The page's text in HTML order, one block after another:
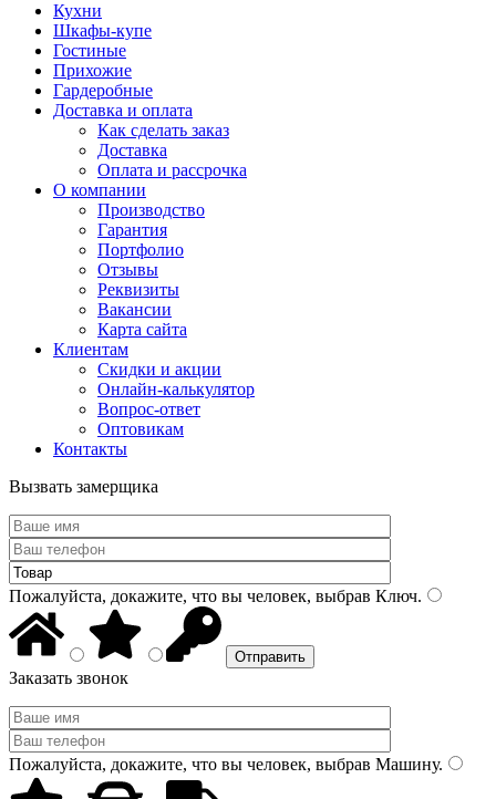
Кухни
Шкафы-купе
Гостиные
Прихожие
Гардеробные
Доставка и оплата
Как сделать заказ
Доставка
Оплата и рассрочка
О компании
Производство
Гарантия
Портфолио
Отзывы
Реквизиты
Вакансии
Карта сайта
Клиентам
Скидки и акции
Онлайн-калькулятор
Вопрос-ответ
Оптовикам
Контакты
Вызвать замерщика
Пожалуйста, докажите, что вы человек, выбрав Ключ.
Заказать звонок
Пожалуйста, докажите, что вы человек, выбрав Машину.